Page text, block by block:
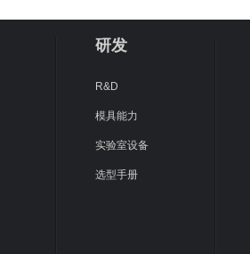
研发
R&D
模具能力
实验室设备
选型手册